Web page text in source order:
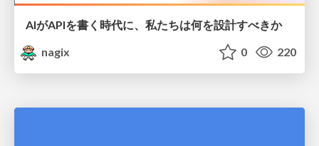
AIがAPIを書く時代に、私たちは何を設計すべきか
nagix
0 220